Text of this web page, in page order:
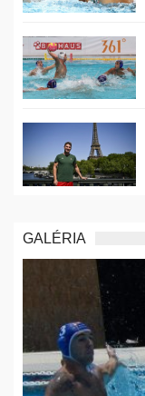
GALÉRIA